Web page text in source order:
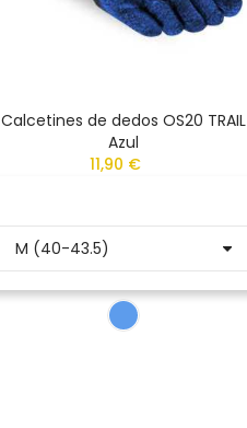
Calcetines de dedos OS20 TRAIL
Azul
11,90 €